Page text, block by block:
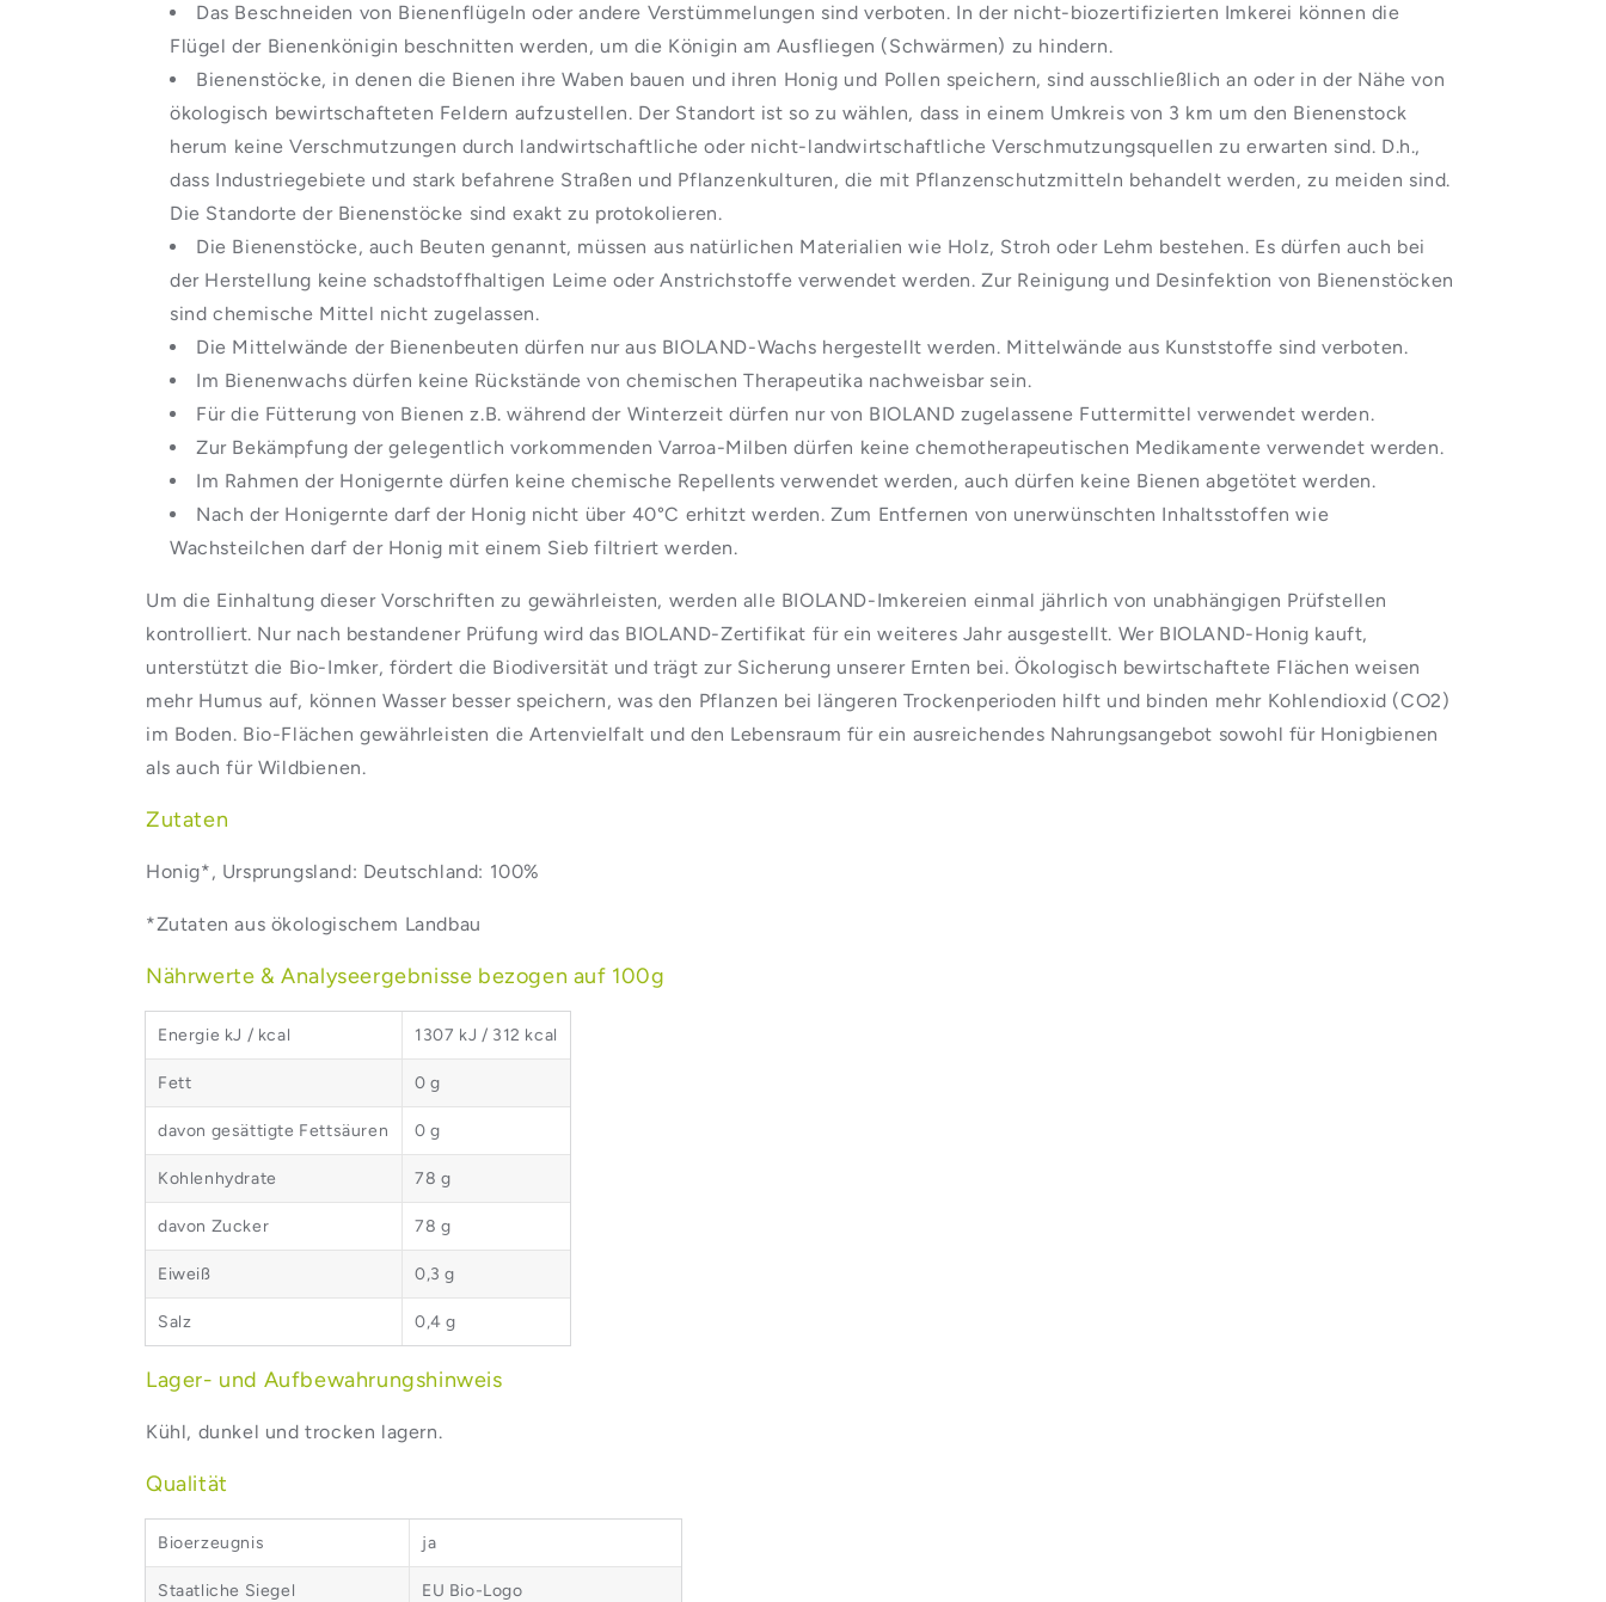
Das Beschneiden von Bienenflügeln oder andere Verstümmelungen sind verboten. In der nicht-biozertifizierten Imkerei können die
Flügel der Bienenkönigin beschnitten werden, um die Königin am Ausfliegen (Schwärmen) zu hindern.
Bienenstöcke, in denen die Bienen ihre Waben bauen und ihren Honig und Pollen speichern, sind ausschließlich an oder in der Nähe von
ökologisch bewirtschafteten Feldern aufzustellen. Der Standort ist so zu wählen, dass in einem Umkreis von 3 km um den Bienenstock
herum keine Verschmutzungen durch landwirtschaftliche oder nicht-landwirtschaftliche Verschmutzungsquellen zu erwarten sind. D.h.,
dass Industriegebiete und stark befahrene Straßen und Pflanzenkulturen, die mit Pflanzenschutzmitteln behandelt werden, zu meiden sind.
Die Standorte der Bienenstöcke sind exakt zu protokolieren.
Die Bienenstöcke, auch Beuten genannt, müssen aus natürlichen Materialien wie Holz, Stroh oder Lehm bestehen. Es dürfen auch bei
der Herstellung keine schadstoffhaltigen Leime oder Anstrichstoffe verwendet werden. Zur Reinigung und Desinfektion von Bienenstöcken
sind chemische Mittel nicht zugelassen.
Die Mittelwände der Bienenbeuten dürfen nur aus BIOLAND-Wachs hergestellt werden. Mittelwände aus Kunststoffe sind verboten.
Im Bienenwachs dürfen keine Rückstände von chemischen Therapeutika nachweisbar sein.
Für die Fütterung von Bienen z.B. während der Winterzeit dürfen nur von BIOLAND zugelassene Futtermittel verwendet werden.
Zur Bekämpfung der gelegentlich vorkommenden Varroa-Milben dürfen keine chemotherapeutischen Medikamente verwendet werden.
Im Rahmen der Honigernte dürfen keine chemische Repellents verwendet werden, auch dürfen keine Bienen abgetötet werden.
Nach der Honigernte darf der Honig nicht über 40°C erhitzt werden. Zum Entfernen von unerwünschten Inhaltsstoffen wie
Wachsteilchen darf der Honig mit einem Sieb filtriert werden.
Um die Einhaltung dieser Vorschriften zu gewährleisten, werden alle BIOLAND-Imkereien einmal jährlich von unabhängigen Prüfstellen
kontrolliert. Nur nach bestandener Prüfung wird das BIOLAND-Zertifikat für ein weiteres Jahr ausgestellt. Wer BIOLAND-Honig kauft,
unterstützt die Bio-Imker, fördert die Biodiversität und trägt zur Sicherung unserer Ernten bei. Ökologisch bewirtschaftete Flächen weisen
mehr Humus auf, können Wasser besser speichern, was den Pflanzen bei längeren Trockenperioden hilft und binden mehr Kohlendioxid (CO2)
im Boden. Bio-Flächen gewährleisten die Artenvielfalt und den Lebensraum für ein ausreichendes Nahrungsangebot sowohl für Honigbienen
als auch für Wildbienen.
Zutaten
Honig*, Ursprungsland: Deutschland: 100%
*Zutaten aus ökologischem Landbau
Nährwerte & Analyseergebnisse bezogen auf 100g
Energie kJ / kcal 1307 kJ / 312 kcal
Fett 0 g
davon gesättigte Fettsäuren 0 g
Kohlenhydrate 78 g
davon Zucker 78 g
Eiweiß 0,3 g
Salz 0,4 g
Lager- und Aufbewahrungshinweis
Kühl, dunkel und trocken lagern.
Qualität
Bioerzeugnis ja
Staatliche Siegel EU Bio-Logo